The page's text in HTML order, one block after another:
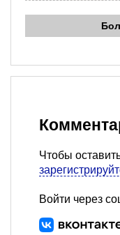
Чтобы
Войти через